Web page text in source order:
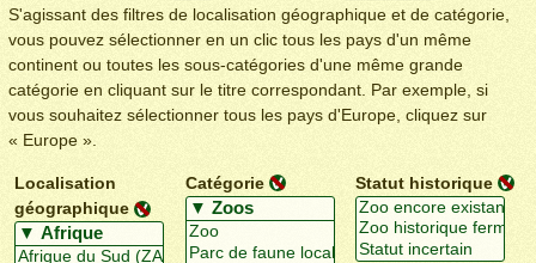
S'agissant des filtres de localisation géographique et de catégorie,
vous pouvez sélectionner en un clic tous les pays d'un même
continent ou toutes les sous-catégories d'une même grande
catégorie en cliquant sur le titre correspondant. Par exemple, si
vous souhaitez sélectionner tous les pays d'Europe, cliquez sur
« Europe ».
Localisation
géographique
Catégorie Statut historique